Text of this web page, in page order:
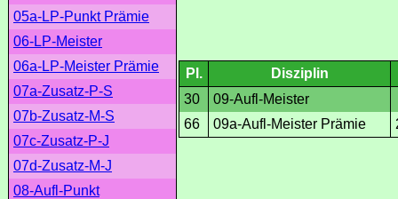
05a-LP-Punkt Prämie
06-LP-Meister
06a-LP-Meister Prämie
07a-Zusatz-P-S
07b-Zusatz-M-S
07c-Zusatz-P-J
07d-Zusatz-M-J
08-Aufl-Punkt
Pl.
Disziplin
30
09-Aufl-Meister
66
09a-Aufl-Meister Prämie